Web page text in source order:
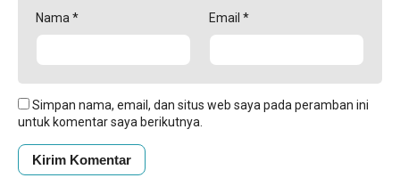
Nama * Email *
Simpan nama, email, dan situs web saya pada peramban ini
untuk komentar saya berikutnya.